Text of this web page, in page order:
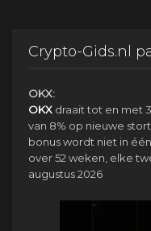
Crypto-Gids.nl
OKX:
OKX draait tot en met
van 8% op nieuwe
bonus wordt niet in
over 52 weken, elke
augustus 2026